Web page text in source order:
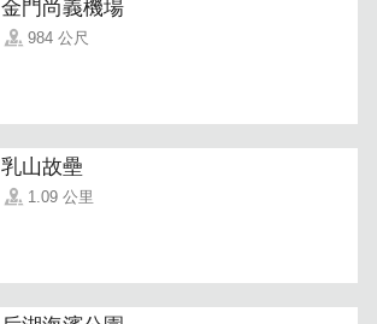
金門尚義機場
984 公尺
乳山故壘
1.09 公里